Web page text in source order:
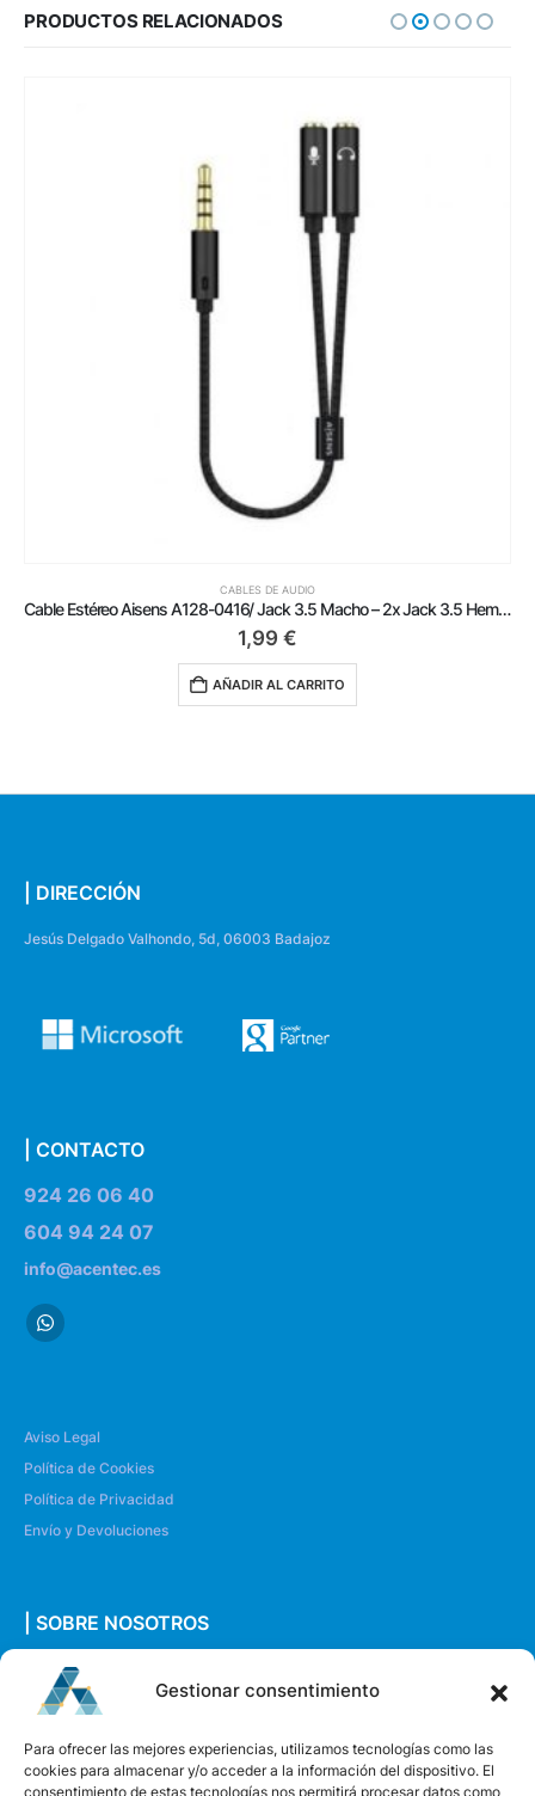
Gestionar consentimiento
Para ofrecer las mejores experiencias, utilizamos tecnologías como las
cookies para almacenar y/o acceder a la información del dispositivo. El
consentimiento de estas tecnologías nos permitirá procesar datos como
PRODUCTOS RELACIONADOS
CABLES DE AUDIO
Cable Estéreo Aisens A128-0416/ Jack 3.5 Macho – 2x Jack 3.5 Hembra/ 25cm/ Negro
1,99 €
AÑADIR AL CARRITO
| DIRECCIÓN
Jesús Delgado Valhondo, 5d, 06003 Badajoz
| CONTACTO
924 26 06 40
604 94 24 07
info@acentec.es
Aviso Legal
Política de Cookies
Política de Privacidad
Envío y Devoluciones
| SOBRE NOSOTROS
Quiénes somos
Envíanos un mensaje